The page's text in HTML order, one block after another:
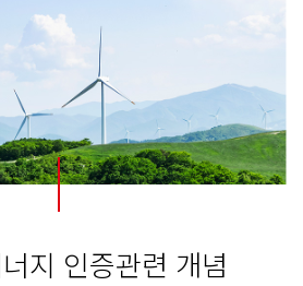
지 인증관련 개념